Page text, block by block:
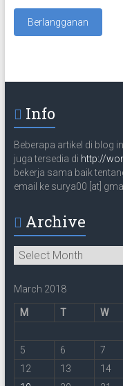
a
i
l
Info
Beberapa artikel di blog
juga tersedia di http://
bekerja sama baik
email ke surya00 [at]
Archive
Archive
March 2018
M T W
5
6 7
12
13 14